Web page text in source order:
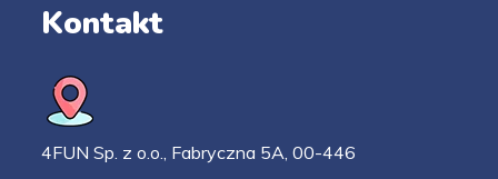
Kontakt
4FUN Sp. z o.o., Fabryczna 5A, 00-446